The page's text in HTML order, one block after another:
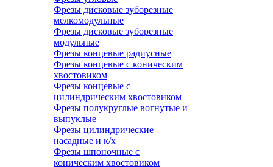
Фрезы дисковые зуборезные
мелкомодульные
Фрезы дисковые зуборезные
модульные
Фрезы концевые радиусные
Фрезы концевые с коническим
хвостовиком
Фрезы концевые с
цилиндрическим хвостовиком
Фрезы полукруглые вогнутые и
выпуклые
Фрезы цилиндрические
насадные и к/х
Фрезы шпоночные с
коническим хвостовиком